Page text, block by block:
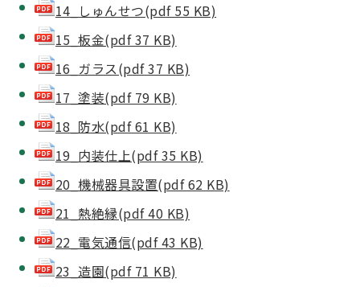
14_しゅんせつ(pdf 55 KB)
15_板金(pdf 37 KB)
16_ガラス(pdf 37 KB)
17_塗装(pdf 79 KB)
18_防水(pdf 61 KB)
19_内装仕上(pdf 35 KB)
20_機械器具設置(pdf 62 KB)
21_熱絶縁(pdf 40 KB)
22_電気通信(pdf 43 KB)
23_造園(pdf 71 KB)